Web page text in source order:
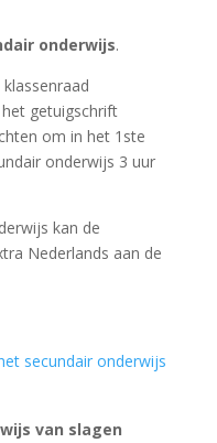
onderwijs.
getuigschrift
om in het 1ste
onderwijs 3 uur
kan de
Nederlands aan de
secundair onderwijs
van slagen